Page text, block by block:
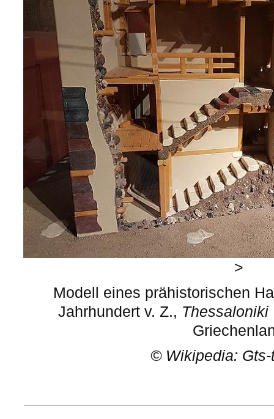
>
Modell eines prähistorischen
Jahrhundert v. Z., Thessaloniki
© Wikipedia: